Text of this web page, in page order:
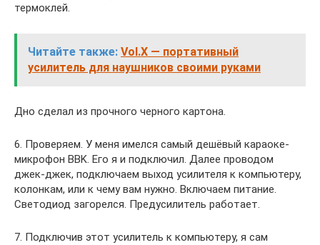
термоклей.
Читайте также: Vol.X — портативный
усилитель для наушников своими руками
Дно сделал из прочного черного картона.
6. Проверяем. У меня имелся самый дешёвый караоке-
микрофон BBK. Его я и подключил. Далее проводом
джек-джек, подключаем выход усилителя к компьютеру,
колонкам, или к чему вам нужно. Включаем питание.
Светодиод загорелся. Предусилитель работает.
7. Подключив этот усилитель к компьютеру, я сам